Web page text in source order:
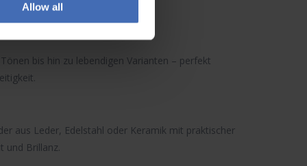
Allow all
bis hin zu lebendigen Varianten – perfekt
aus Leder, Edelstahl oder Keramik mit praktischer
und Brillanz.